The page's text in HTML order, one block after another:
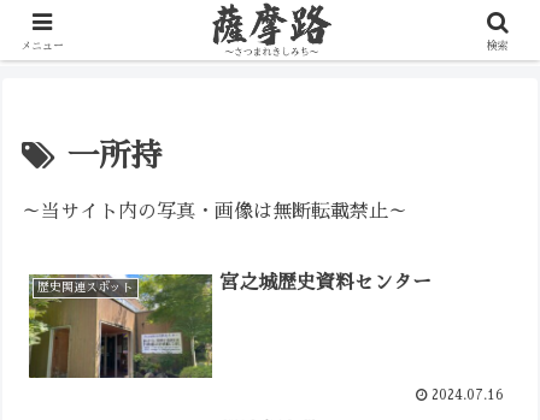
写真で辿る薩摩の歴史路
一所持
～当サイト内の写真・画像は無断転載禁止～
歴史関連スポット 宮之城歴史資料センター
2024.07.16
メニュー 検索